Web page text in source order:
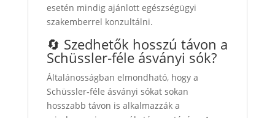
esetén mindig ajánlott egészségügyi
szakemberrel konzultálni.
🔄 Szedhetők hosszú távon a
Schüssler‑féle ásványi sók?
Általánosságban elmondható, hogy a
Schüssler‑féle ásványi sókat sokan
hosszabb távon is alkalmazzák a